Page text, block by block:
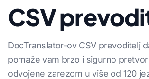
CSV
DocTranslator-ov CSV prevoditelj
pomaže vam brzo i sigurno
odvojene zarezom u više od 120